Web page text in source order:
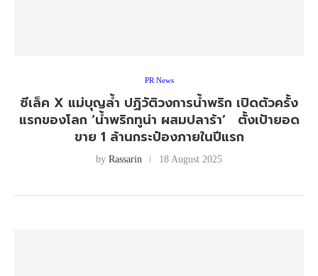
PR News
ซีเล็ค X แม่บุญล้ำ ปฏิวัติวงการน้ำพริก เปิดตัวครั้ง
แรกของโลก ‘น้ำพริกทูน่า ผสมปลาร้า’ ตั้งเป้ายอด
ขาย 1 ล้านกระป๋องภายในปีแรก
by Rassarin 18 August 2025